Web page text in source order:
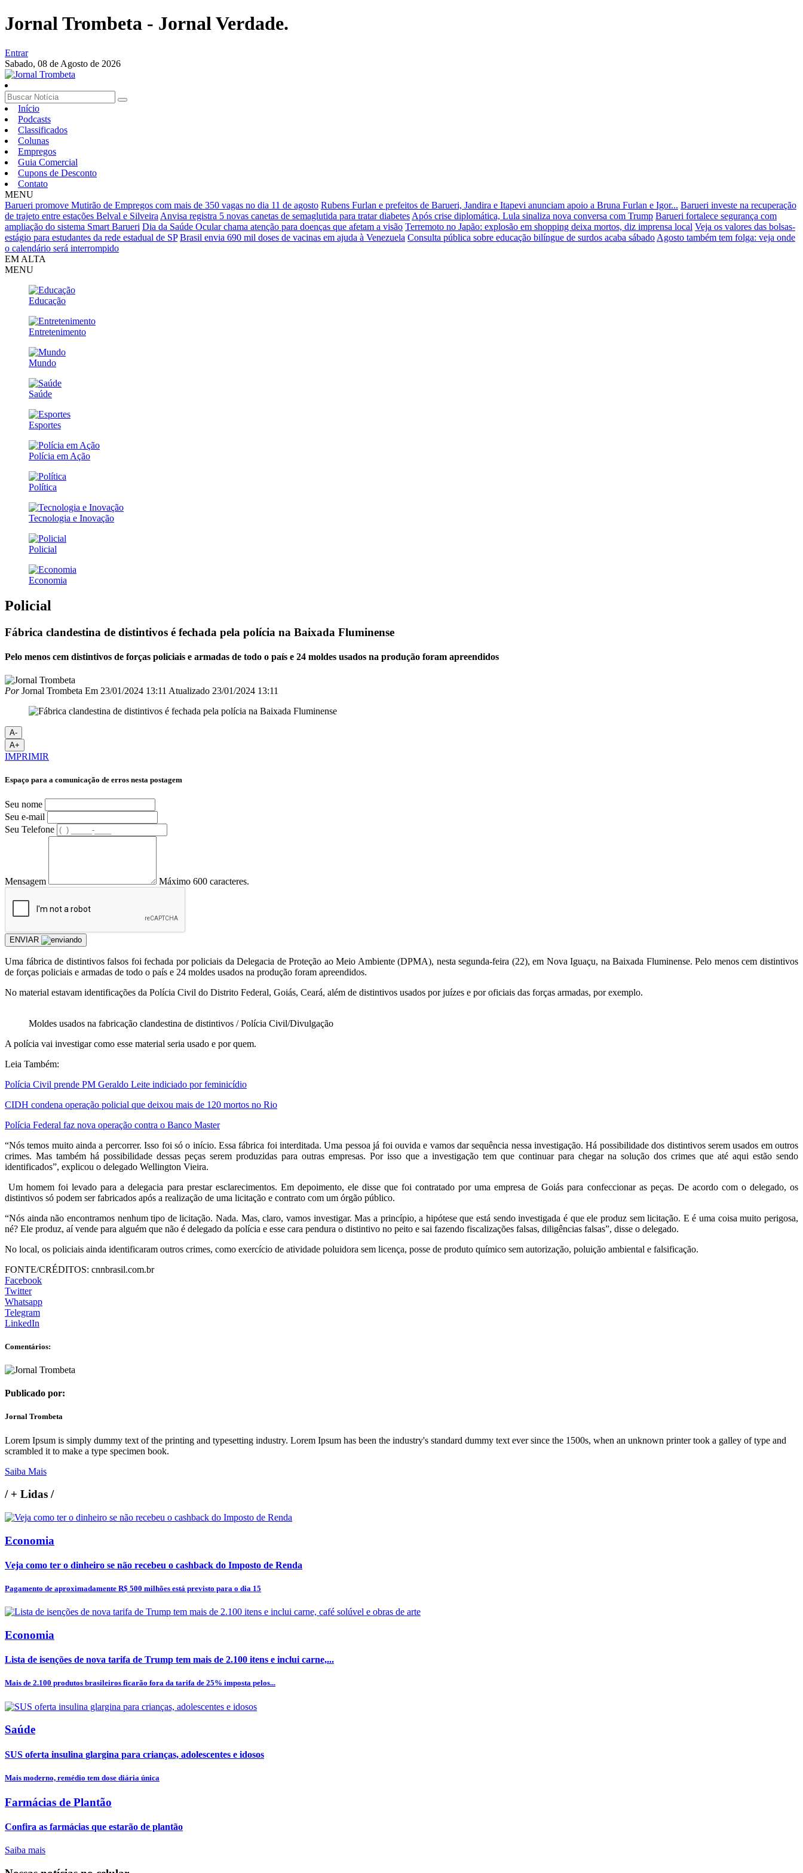
Jornal Trombeta - Jornal Verdade.
Entrar
Sabado, 08 de Agosto de 2026
Início
Podcasts
Classificados
Colunas
Empregos
Guia Comercial
Cupons de Desconto
Contato
MENU
Barueri promove Mutirão de Empregos com mais de 350 vagas no dia 11 de agosto Rubens Furlan e prefeitos de Barueri, Jandira e Itapevi anunciam apoio a Bruna Furlan e Igor... Barueri investe na recuperação
de trajeto entre estações Belval e Silveira Anvisa registra 5 novas canetas de semaglutida para tratar diabetes Após crise diplomática, Lula sinaliza nova conversa com Trump Barueri fortalece segurança com
ampliação do sistema Smart Barueri Dia da Saúde Ocular chama atenção para doenças que afetam a visão Terremoto no Japão: explosão em shopping deixa mortos, diz imprensa local Veja os valores das bolsas-
estágio para estudantes da rede estadual de SP Brasil envia 690 mil doses de vacinas em ajuda à Venezuela Consulta pública sobre educação bilíngue de surdos acaba sábado Agosto também tem folga: veja onde
o calendário será interrompido
EM ALTA
MENU
Educação
Entretenimento
Mundo
Saúde
Esportes
Polícia em Ação
Política
Tecnologia e Inovação
Policial
Economia
Policial
Fábrica clandestina de distintivos é fechada pela polícia na Baixada Fluminense
Pelo menos cem distintivos de forças policiais e armadas de todo o país e 24 moldes usados na produção foram apreendidos
PorJornal Trombeta Em 23/01/2024 13:11 Atualizado 23/01/2024 13:11
A-
A+
IMPRIMIR
Espaço para a comunicação de erros nesta postagem
Seu nome
Seu e-mail
Seu Telefone
Mensagem Máximo 600 caracteres.
ENVIAR
Uma fábrica de distintivos falsos foi fechada por policiais daDelegacia de Proteção ao Meio Ambiente (DPMA), nesta segunda-feira (22), em Nova Iguaçu, na Baixada Fluminense. Pelo menos cem distintivos
de forças policiais e armadas de todo o país e 24 moldes usados na produção foram apreendidos.
No material estavam identificações da Polícia Civil do Distrito Federal, Goiás, Ceará, além de distintivos usados por juízes e por oficiais das forças armadas, por exemplo.
Moldes usados na fabricação clandestina de distintivos / Polícia Civil/Divulgação
A polícia vai investigar como esse material seria usado e por quem.
Leia Também:
Polícia Civil prende PM Geraldo Leite indiciado por feminicídio
CIDH condena operação policial que deixou mais de 120 mortos no Rio
Polícia Federal faz nova operação contra o Banco Master
“Nós temos muito ainda a percorrer. Isso foi só o início. Essa fábrica foi interditada. Uma pessoa já foi ouvida e vamos dar sequência nessa investigação. Há possibilidade dos distintivos serem usados em outros
crimes. Mas também há possibilidade dessas peças serem produzidas para outras empresas. Por isso que a investigação tem que continuar para chegar na solução dos crimes que até aqui estão sendo
identificados”, explicou o delegado Wellington Vieira.
Um homem foi levado para a delegacia para prestar esclarecimentos. Em depoimento, ele disse que foi contratado por uma empresa de Goiás para confeccionar as peças. De acordo com o delegado, os
distintivos só podem ser fabricados após a realização de uma licitação e contrato com um órgão público.
“Nós ainda não encontramos nenhum tipo de licitação. Nada. Mas, claro, vamos investigar. Mas a princípio, a hipótese que está sendo investigada é que ele produz sem licitação. E é uma coisa muito perigosa,
né? Ele produz, aí vende para alguém que não é delegado da polícia e esse cara pendura o distintivo no peito e sai fazendo fiscalizações falsas, diligências falsas”, disse o delegado.
No local, os policiais ainda identificaram outros crimes, como exercício de atividade poluidora sem licença, posse de produto químico sem autorização, poluição ambiental e falsificação.
FONTE/CRÉDITOS: cnnbrasil.com.br
Facebook
Twitter
Whatsapp
Telegram
LinkedIn
Comentários:
Publicado por:
Jornal Trombeta
Lorem Ipsum is simply dummy text of the printing and typesetting industry. Lorem Ipsum has been the industry's standard dummy text ever since the 1500s, when an unknown printer took a galley of type and
scrambled it to make a type specimen book.
Saiba Mais
/+ Lidas /
Economia
Veja como ter o dinheiro se não recebeu o cashback do Imposto de Renda
Pagamento de aproximadamente R$ 500 milhões está previsto para o dia 15
Economia
Lista de isenções de nova tarifa de Trump tem mais de 2.100 itens e inclui carne,...
Mais de 2.100 produtos brasileiros ficarão fora da tarifa de 25% imposta pelos...
Saúde
SUS oferta insulina glargina para crianças, adolescentes e idosos
Mais moderno, remédio tem dose diária única
Farmácias de Plantão
Confira as farmácias que estarão de plantão
Saiba mais